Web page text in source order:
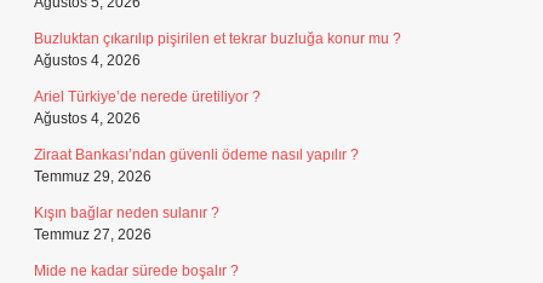
Buzluktan çıkarılıp pişirilen et tekrar buzluğa konur mu ?
Ağustos 4, 2026
Ariel Türkiye’de nerede üretiliyor ?
Ağustos 4, 2026
Ziraat Bankası’ndan güvenli ödeme nasıl yapılır ?
Temmuz 29, 2026
Kışın bağlar neden sulanır ?
Temmuz 27, 2026
Mide ne kadar sürede boşalır ?